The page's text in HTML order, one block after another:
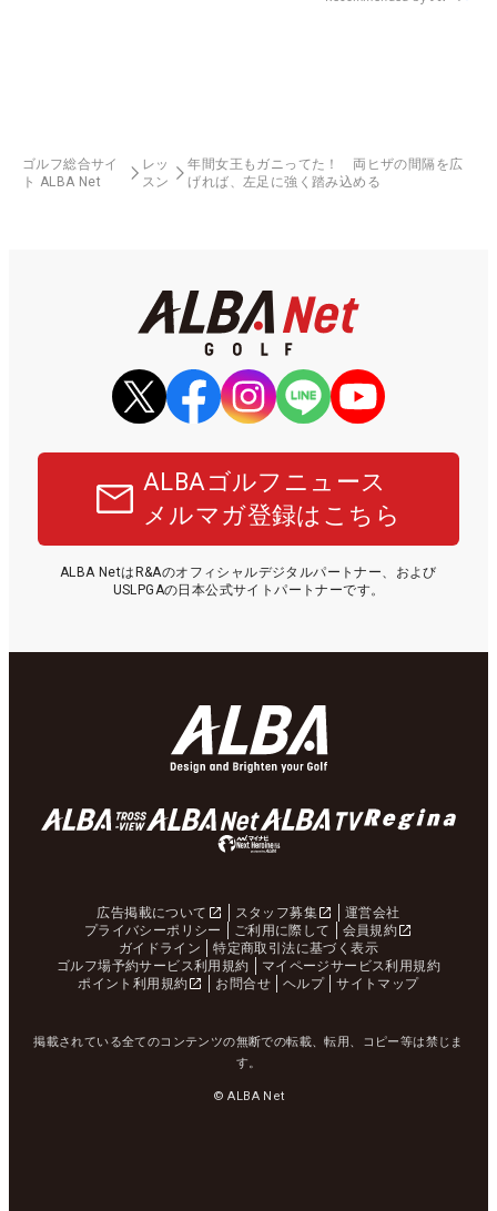
ゴルフ総合サイ
ト ALBA Net
レッ
スン
年間女王もガニってた！ 両ヒザの間隔を広
げれば、左足に強く踏み込める
ALBAゴルフニュース
メルマガ登録はこちら
ALBA NetはR&Aのオフィシャルデジタルパートナー、および
USLPGAの日本公式サイトパートナーです。
広告掲載について スタッフ募集
運営会社
プライバシーポリシー
ご利用に際して
会員規約
ガイドライン
特定商取引法に基づく表示
ゴルフ場予約サービス利用規約
マイページサービス利用規約
ポイント利用規約
お問合せ ヘルプ サイトマップ
掲載されている全てのコンテンツの無断での転載、転用、コピー等は禁じま
す。
© ALBA Net